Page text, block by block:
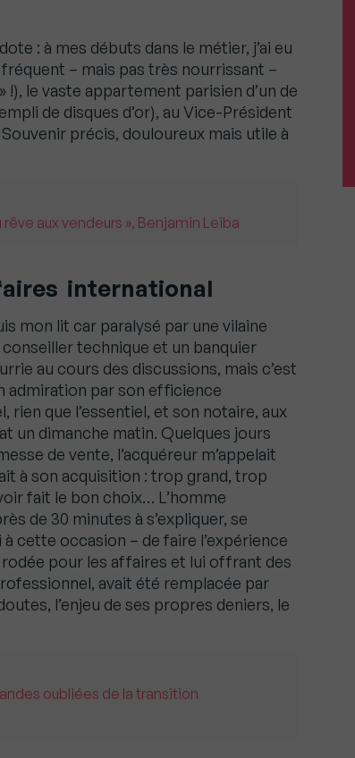
: à mes débuts dans le métier, j’ai eu
– mais pas très nourrissant –
» !), le vaste appartement parisien d’un de
de disques d’or), au Vice-Président
précis, douloureux mais utile à
aux vendeurs », Benjamin Leiba
international
mon lit car paralysé par une vilaine
technique et un banquier
au cours des discussions, mais c’est
admiration par son efficience
rien que l’essentiel, et son notaire, aux
un dimanche matin. Quelques jours
de vente, l’acquéreur m’appelait
à son acquisition : trop grand, trop
fait le bon choix… L’homme
de 30 minutes à s’expliquer, se
cette occasion – de faire l’expérience
pour les affaires et lui offrant des
avait été remplacée par
l’enjeu de ses propres deniers, le
oubliées de la transition